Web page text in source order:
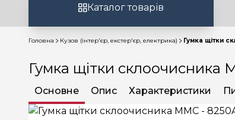
Каталог товарів
Головна Кузов (інтер'єр, екстер'єр, електрика) Гумка щітки
Гумка щітки склоочисника
Основне Опис Характеристики